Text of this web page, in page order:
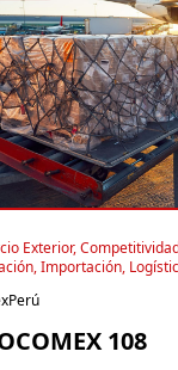
Exterior,
Importación,
108